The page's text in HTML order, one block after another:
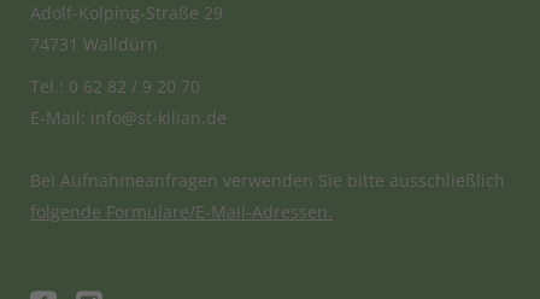
Adolf-Kolping-Straße 29
74731 Walldürn
Tel.: 0 62 82 / 9 20 70
E-Mail: info@st-kilian.de
Bei Aufnahmeanfragen verwenden Sie bitte ausschließlich
folgende Formulare/E-Mail-Adressen.